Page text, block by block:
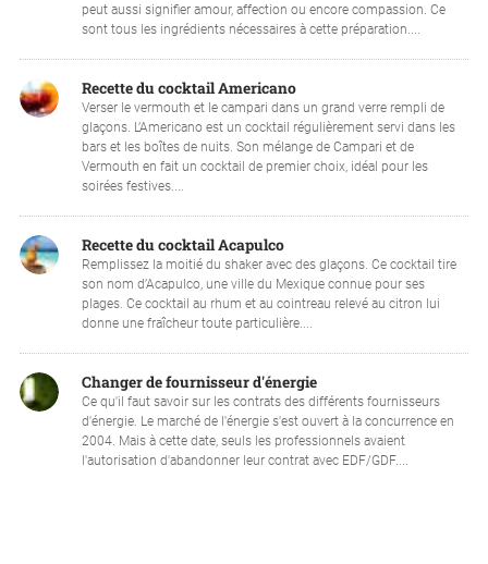
peut aussi signifier amour, affection ou encore compassion. Ce
sont tous les ingrédients nécessaires à cette préparation....
Recette du cocktail Americano
Verser le vermouth et le campari dans un grand verre rempli de
glaçons. L’Americano est un cocktail régulièrement servi dans les
bars et les boîtes de nuits. Son mélange de Campari et de
Vermouth en fait un cocktail de premier choix, idéal pour les
soirées festives....
Recette du cocktail Acapulco
Remplissez la moitié du shaker avec des glaçons. Ce cocktail tire
son nom d’Acapulco, une ville du Mexique connue pour ses
plages. Ce cocktail au rhum et au cointreau relevé au citron lui
donne une fraîcheur toute particulière....
Changer de fournisseur d'énergie
Ce qu'il faut savoir sur les contrats des différents fournisseurs
d'énergie. Le marché de l'énergie s'est ouvert à la concurrence en
2004. Mais à cette date, seuls les professionnels avaient
l'autorisation d'abandonner leur contrat avec EDF/GDF....